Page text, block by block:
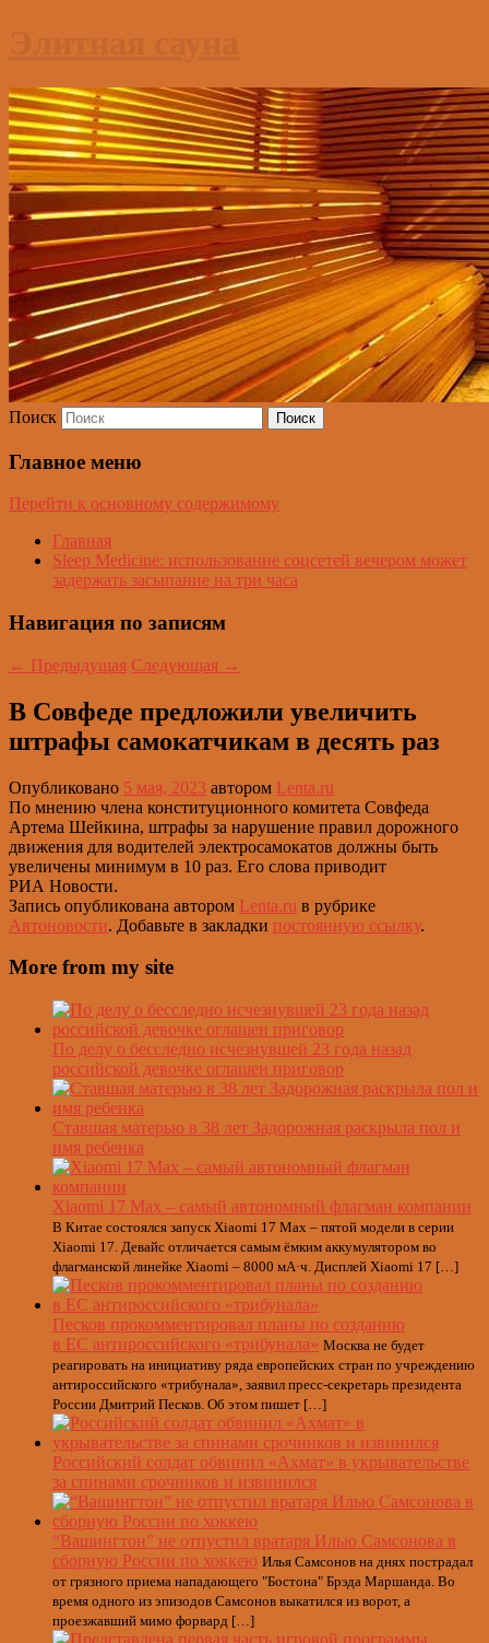
Поиск
Главное меню
Перейти к основному содержимому
Главная
Sleep Medicine: использование соцсетей вечером может
задержать засыпание на три часа
Навигация по записям
← Предыдущая Следующая →
В Совфеде предложили увеличить
штрафы самокатчикам в десять раз
Опубликовано 5 мая, 2023 автором Lenta.ru
По мнению члена конституционного комитета Совфеда
Артема Шейкина, штрафы за нарушение правил дорожного
движения для водителей электросамокатов должны быть
увеличены минимум в 10 раз. Его слова приводит
РИА Новости.
Запись опубликована автором Lenta.ru в рубрике
Автоновости. Добавьте в закладки постоянную ссылку.
More from my site
По делу о бесследно исчезнувшей 23 года назад
российской девочке оглашен приговор
Ставшая матерью в 38 лет Задорожная раскрыла пол и
имя ребенка
Xiaomi 17 Max – самый автономный флагман компании
В Китае состоялся запуск Xiaomi 17 Max – пятой модели в серии
Xiaomi 17. Девайс отличается самым ёмким аккумулятором во
флагманской линейке Xiaomi – 8000 мА·ч. Дисплей Xiaomi 17 […]
Песков прокомментировал планы по созданию
в ЕС антироссийского «трибунала» Москва не будет
реагировать на инициативу ряда европейских стран по учреждению
антироссийского «трибунала», заявил пресс-секретарь президента
России Дмитрий Песков. Об этом пишет […]
Российский солдат обвинил «Ахмат» в укрывательстве
за спинами срочников и извинился
“Вашингтон” не отпустил вратаря Илью Самсонова в
сборную России по хоккею Илья Самсонов на днях пострадал
от грязного приема нападающего "Бостона" Брэда Маршанда. Во
время одного из эпизодов Самсонов выкатился из ворот, а
проезжавший мимо форвард […]